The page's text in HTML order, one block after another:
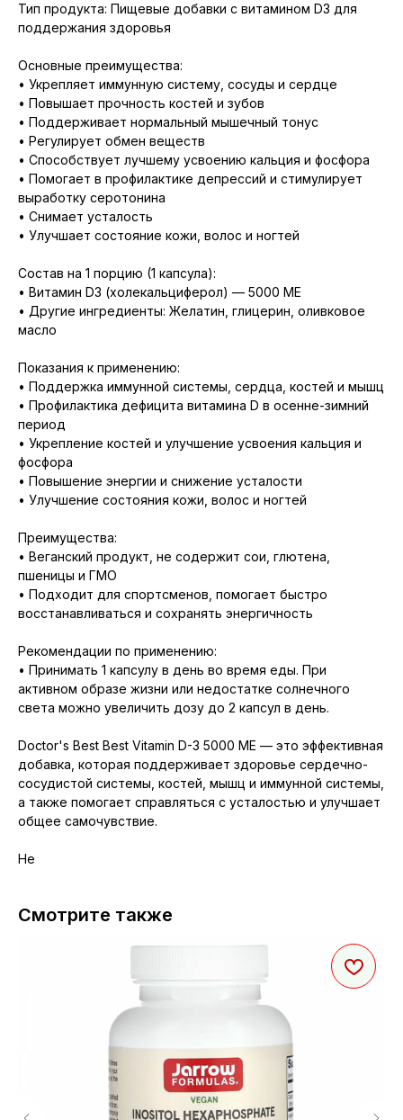
Тип продукта: Пищевые добавки с витамином D3 для
поддержания здоровья
Основные преимущества:
• Укрепляет иммунную систему, сосуды и сердце
• Повышает прочность костей и зубов
• Поддерживает нормальный мышечный тонус
• Регулирует обмен веществ
• Способствует лучшему усвоению кальция и фосфора
• Помогает в профилактике депрессий и стимулирует
выработку серотонина
• Снимает усталость
• Улучшает состояние кожи, волос и ногтей
Состав на 1 порцию (1 капсула):
• Витамин D3 (холекальциферол) — 5000 МЕ
• Другие ингредиенты: Желатин, глицерин, оливковое
масло
Показания к применению:
• Поддержка иммунной системы, сердца, костей и мышц
• Профилактика дефицита витамина D в осенне-зимний
период
• Укрепление костей и улучшение усвоения кальция и
фосфора
• Повышение энергии и снижение усталости
• Улучшение состояния кожи, волос и ногтей
Преимущества:
• Веганский продукт, не содержит сои, глютена,
пшеницы и ГМО
• Подходит для спортсменов, помогает быстро
восстанавливаться и сохранять энергичность
Рекомендации по применению:
• Принимать 1 капсулу в день во время еды. При
активном образе жизни или недостатке солнечного
света можно увеличить дозу до 2 капсул в день.
Doctor's Best Best Vitamin D-3 5000 МЕ — это эффективная
добавка, которая поддерживает здоровье сердечно-
сосудистой системы, костей, мышц и иммунной системы,
а также помогает справляться с усталостью и улучшает
общее самочувствие.
Не
Смотрите также